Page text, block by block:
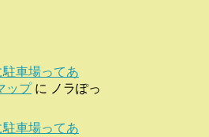
車場ってあ
ップに ノラぽっ
車場ってあ